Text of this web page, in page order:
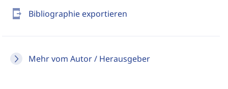
send_to_mobile Bibliographie exportieren
Mehr vom Autor / Herausgeber